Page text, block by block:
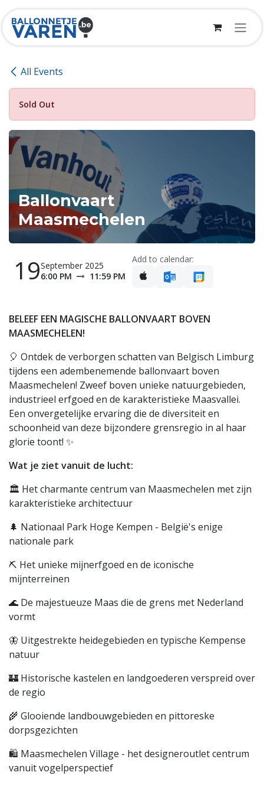
Skip to Content
All Events
Sold Out
Ballonvaart
Maasmechelen
19September 2025
6:00 PM
11:59 PM
Add to calendar:
BELEEF EEN MAGISCHE BALLONVAART BOVEN
MAASMECHELEN!
🎈 Ontdek de verborgen schatten van Belgisch Limburg
tijdens een adembenemende ballonvaart boven
Maasmechelen! Zweef boven unieke natuurgebieden,
industrieel erfgoed en de karakteristieke Maasvallei.
Een onvergetelijke ervaring die de diversiteit en
schoonheid van deze bijzondere grensregio in al haar
glorie toont! ✨
Wat je ziet vanuit de lucht:
🏛️ Het charmante centrum van Maasmechelen met zijn
karakteristieke architectuur
🌲 Nationaal Park Hoge Kempen - België's enige
nationale park
⛏️ Het unieke mijnerfgoed en de iconische
mijnterreinen
🌊 De majestueuze Maas die de grens met Nederland
vormt
🦋 Uitgestrekte heidegebieden en typische Kempense
natuur
🏰 Historische kastelen en landgoederen verspreid over
de regio
🌾 Glooiende landbouwgebieden en pittoreske
dorpsgezichten
🛍️ Maasmechelen Village - het designeroutlet centrum
vanuit vogelperspectief